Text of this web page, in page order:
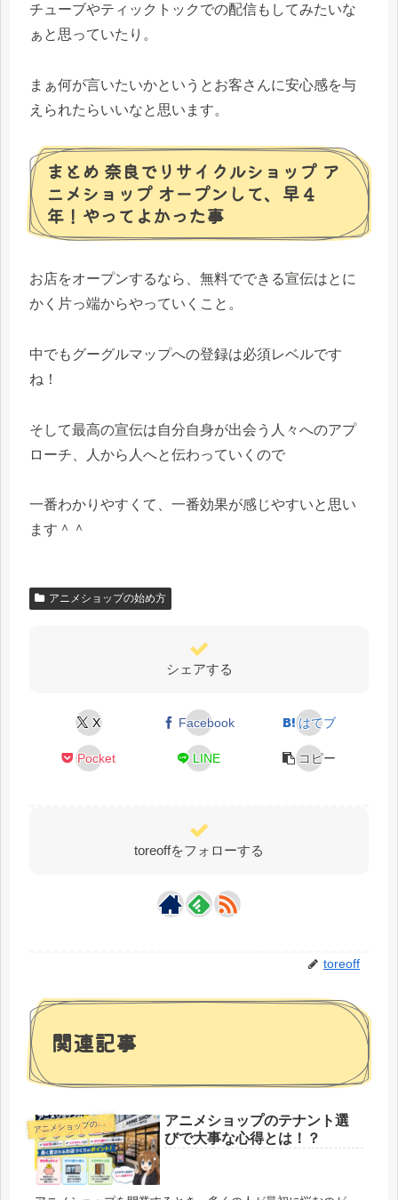
チューブやティックトックでの配信もしてみたいな
ぁと思っていたり。
まぁ何が言いたいかというとお客さんに安心感を与
えられたらいいなと思います。
まとめ 奈良でリサイクルショップ ア
ニメショップ オープンして、早４
年！やってよかった事
お店をオープンするなら、無料でできる宣伝はとに
かく片っ端からやっていくこと。
中でもグーグルマップへの登録は必須レベルです
ね！
そして最高の宣伝は自分自身が出会う人々へのアプ
ローチ、人から人へと伝わっていくので
一番わかりやすくて、一番効果が感じやすいと思い
ます＾＾
アニメショップの始め方
シェアする
X Facebook はてブ
Pocket LINE コピー
toreoffをフォローする
toreoff
関連記事
ア
ニメショップの始め方
アニメショップのテナント選
びで大事な心得とは！？